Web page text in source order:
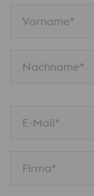
Vorname*
Nachname*
E-Mail*
Firma*